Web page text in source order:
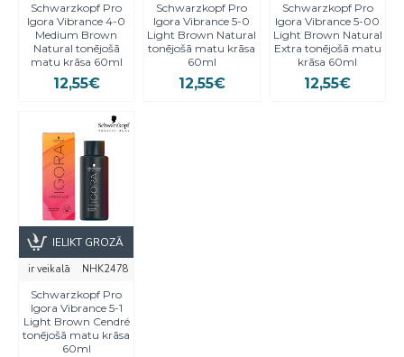
Schwarzkopf Pro
Igora Vibrance 4-0
Medium Brown
Natural tonējošā
matu krāsa 60ml
12,55€
Schwarzkopf Pro
Igora Vibrance 5-0
Light Brown Natural
tonējošā matu krāsa
60ml
12,55€
Schwarzkopf Pro
Igora Vibrance 5-00
Light Brown Natural
Extra tonējošā matu
krāsa 60ml
12,55€
ir veikalā
NHK2478
Schwarzkopf Pro
Igora Vibrance 5-1
Light Brown Cendré
tonējošā matu krāsa
60ml
IELIKT GROZĀ